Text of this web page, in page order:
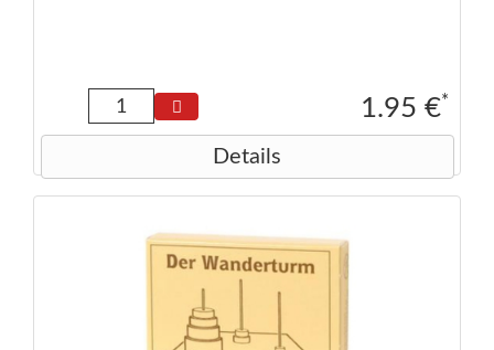
1.95 €*
Details